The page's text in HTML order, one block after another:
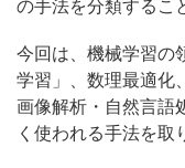
の手法を分類するこ
今回は、機械学習の
学習」、数理最適化
画像解析・自然言語
く使われる手法を取